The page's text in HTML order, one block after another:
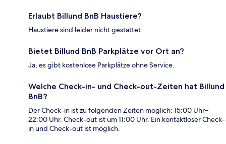
Erlaubt Billund BnB Haustiere?
Haustiere sind leider nicht gestattet.
Bietet Billund BnB Parkplätze vor Ort an?
Ja, es gibt kostenlose Parkplätze ohne Service.
Welche Check-in- und Check-out-Zeiten hat Billund
BnB?
Der Check-in ist zu folgenden Zeiten möglich: 15:00 Uhr–
22:00 Uhr. Check-out ist um 11:00 Uhr. Ein kontaktloser Check-
in und Check-out ist möglich.